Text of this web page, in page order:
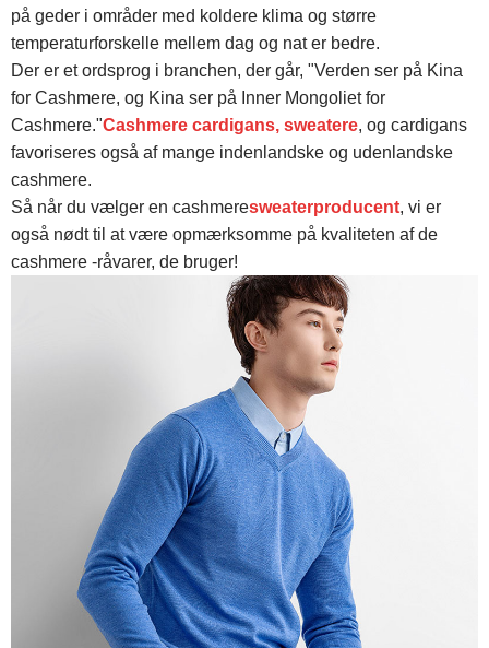
på geder i områder med koldere klima og større
temperaturforskelle mellem dag og nat er bedre.
Der er et ordsprog i branchen, der går, "Verden ser på Kina
for Cashmere, og Kina ser på Inner Mongoliet for
Cashmere."Cashmere cardigans, sweatere, og cardigans
favoriseres også af mange indenlandske og udenlandske
cashmere.
Så når du vælger en cashmeresweaterproducent, vi er
også nødt til at være opmærksomme på kvaliteten af ​​de
cashmere -råvarer, de bruger!